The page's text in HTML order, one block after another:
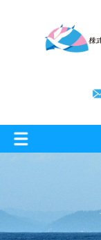
特選情報